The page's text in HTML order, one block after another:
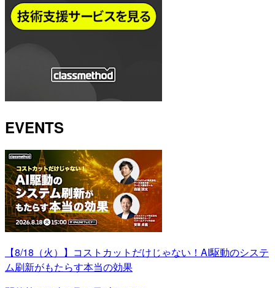
EVENTS
【8/18（火）】コストカットだけじゃない！AI駆動のシステ
ム刷新がもたらす本当の効果